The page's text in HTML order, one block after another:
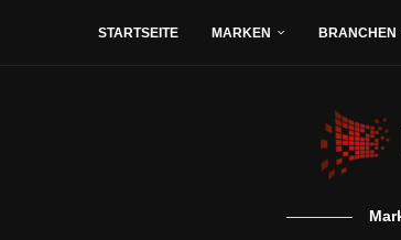
STARTSEITE MARKEN BRANCHEN